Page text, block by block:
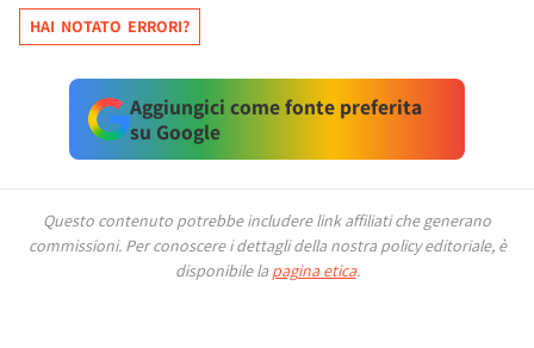
HAI NOTATO ERRORI?
Aggiungici come fonte preferita
su Google
Questo contenuto potrebbe includere link affiliati che generano
commissioni. Per conoscere i dettagli della nostra policy editoriale, è
disponibile la pagina etica.